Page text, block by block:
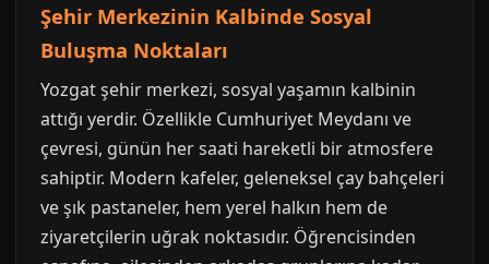
Şehir Merkezinin Kalbinde Sosyal
Buluşma Noktaları
Yozgat şehir merkezi, sosyal yaşamın kalbinin
attığı yerdir. Özellikle Cumhuriyet Meydanı ve
çevresi, günün her saati hareketli bir atmosfere
sahiptir. Modern kafeler, geleneksel çay bahçeleri
ve şık pastaneler, hem yerel halkın hem de
ziyaretçilerin uğrak noktasıdır. Öğrencisinden